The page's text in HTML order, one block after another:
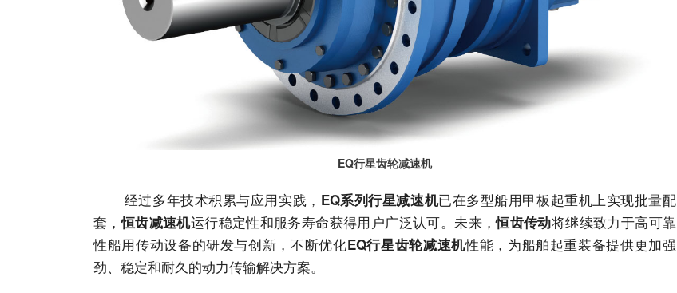
EQ行星齿轮减速机
经过多年技术积累与应用实践， EQ系列行星减速机已在多型船用甲板起重机上实现批量配
套，恒齿减速机运行稳定性和服务寿命获得用户广泛认可。未来，恒齿传动将继续致力于高可靠
性船用传动设备的研发与创新，不断优化EQ行星齿轮减速机性能，为船舶起重装备提供更加强
劲、稳定和耐久的动力传输解决方案。